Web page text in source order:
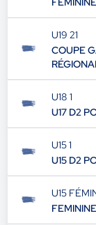
U19 21
COUPE
U18 1
U17 D2
U15 1
U15 D2
U15